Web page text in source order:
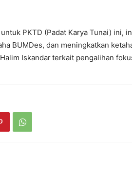
PKTD (Padat Karya Tunai) ini,
BUMDes, dan meningkatkan
Iskandarterkait pengalihan